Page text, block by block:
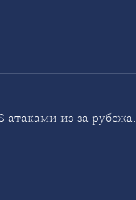
из-за рубежа.